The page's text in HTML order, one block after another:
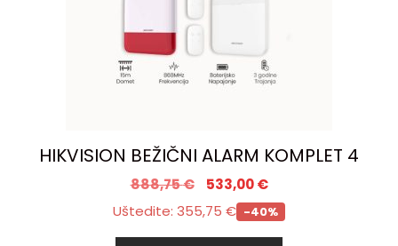
HIKVISION BEŽIČNI ALARM KOMPLET 4
888,75€ 533,00€
Uštedite: 355,75 € -40%